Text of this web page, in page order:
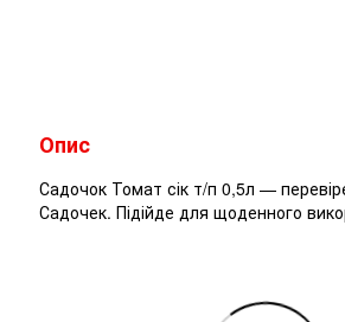
Опис
Садочок Томат сік т/п 0,5л —
Садочек. Підійде для щоденного